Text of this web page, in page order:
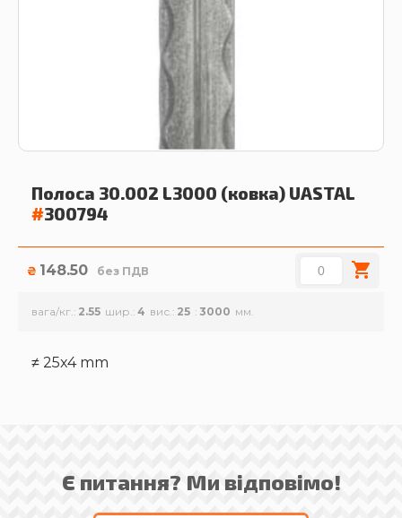
Полоса 30.002 L3000 (ковка) UASTAL
#300794
₴ 148.50 без ПДВ
вага/кг. 2.55 шир. 4 вис. 25 3000
≠ 25x4 mm
Є питання? Ми відповімо!